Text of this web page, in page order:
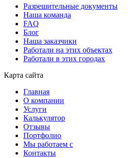
Разрешительные документы
Наша команда
FAQ
Блог
Наша заказчики
Работали на этих объектах
Работали в этих городах
Карта сайта
Главная
О компании
Услуги
Калькулятор
Отзывы
Портфолио
Мы работаем с
Контакты